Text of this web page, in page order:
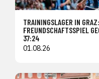
TRAININGSLAGER IN
FREUNDSCHAFTSSPIEL
37:24
01.08.26